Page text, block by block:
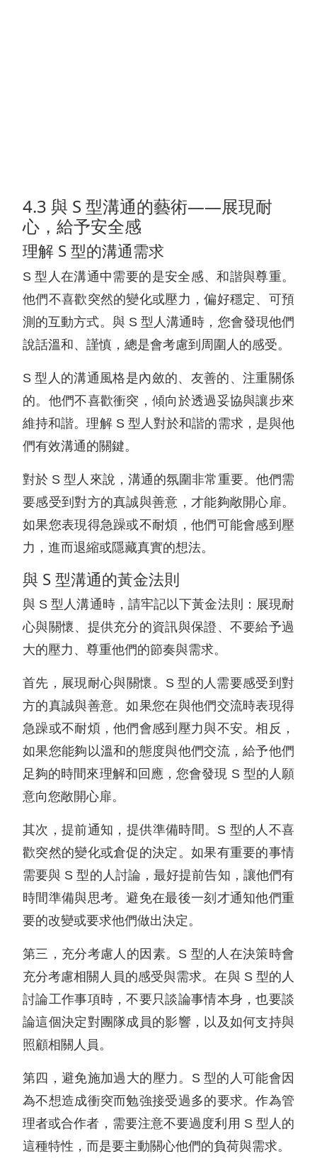
4.3 與 S 型溝通的藝術——展現耐
心，給予安全感
理解 S 型的溝通需求
S 型人在溝通中需要的是安全感、和諧與尊重。
他們不喜歡突然的變化或壓力，偏好穩定、可預
測的互動方式。與 S 型人溝通時，您會發現他們
說話溫和、謹慎，總是會考慮到周圍人的感受。
S 型人的溝通風格是內斂的、友善的、注重關係
的。他們不喜歡衝突，傾向於透過妥協與讓步來
維持和諧。理解 S 型人對於和諧的需求，是與他
們有效溝通的關鍵。
對於 S 型人來說，溝通的氛圍非常重要。他們需
要感受到對方的真誠與善意，才能夠敞開心扉。
如果您表現得急躁或不耐煩，他們可能會感到壓
力，進而退縮或隱藏真實的想法。
與 S 型溝通的黃金法則
與 S 型人溝通時，請牢記以下黃金法則：展現耐
心與關懷、提供充分的資訊與保證、不要給予過
大的壓力、尊重他們的節奏與需求。
首先，展現耐心與關懷。S 型的人需要感受到對
方的真誠與善意。如果您在與他們交流時表現得
急躁或不耐煩，他們會感到壓力與不安。相反，
如果您能夠以溫和的態度與他們交流，給予他們
足夠的時間來理解和回應，您會發現 S 型的人願
意向您敞開心扉。
其次，提前通知，提供準備時間。S 型的人不喜
歡突然的變化或倉促的決定。如果有重要的事情
需要與 S 型的人討論，最好提前告知，讓他們有
時間準備與思考。避免在最後一刻才通知他們重
要的改變或要求他們做出決定。
第三，充分考慮人的因素。S 型的人在決策時會
充分考慮相關人員的感受與需求。在與 S 型的人
討論工作事項時，不要只談論事情本身，也要談
論這個決定對團隊成員的影響，以及如何支持與
照顧相關人員。
第四，避免施加過大的壓力。S 型的人可能會因
為不想造成衝突而勉強接受過多的要求。作為管
理者或合作者，需要注意不要過度利用 S 型人的
這種特性，而是要主動關心他們的負荷與需求。